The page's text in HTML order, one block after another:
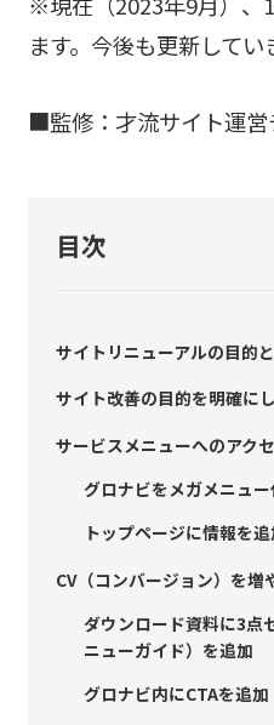
ます。今後も更新してい
■監修：才流サイト運営
目次
サイトリニューアルの目的
サイト改善の目的を明確に
サービスメニューへのアク
グロナビをメガメニュー
トップページに情報を追
CV（コンバージョン）を増
ダウンロード資料に3点
ニューガイド）を追加
グロナビ内にCTAを追加